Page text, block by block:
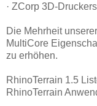
· ZCorp 3D-
Die Mehrheit
MultiCore
zu erhöhen.
RhinoTerrain 1.5
RhinoTerrain